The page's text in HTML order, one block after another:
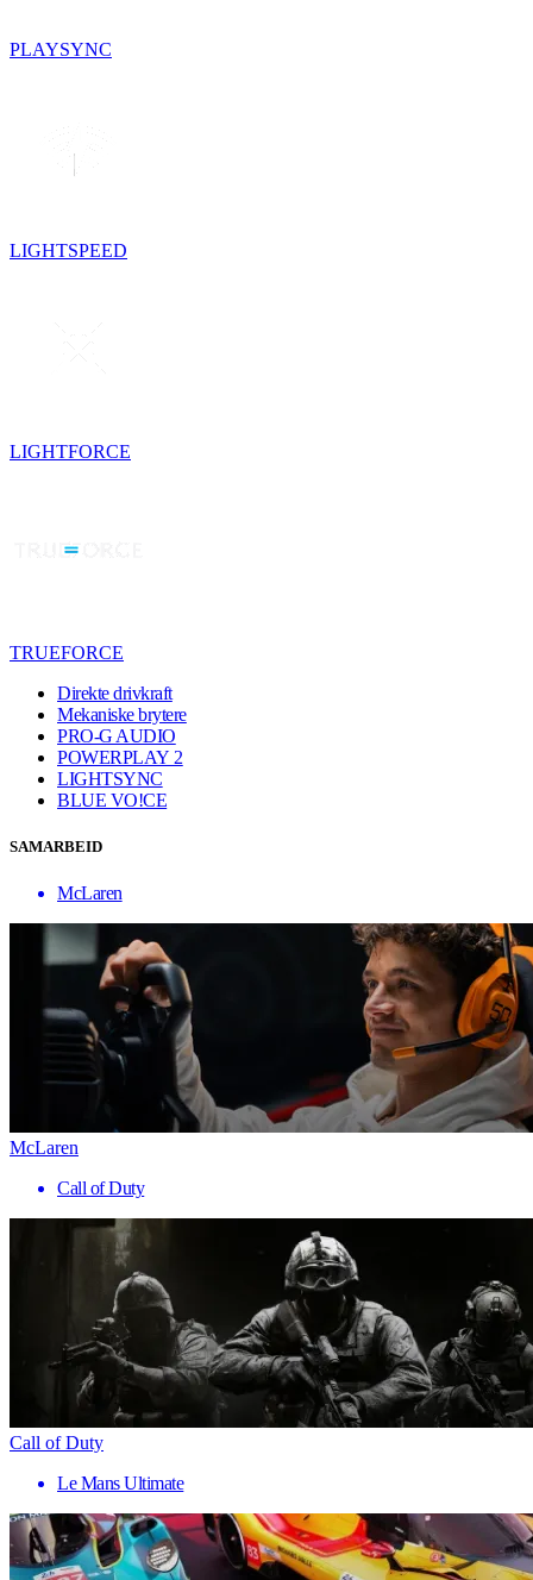
PLAYSYNC
LIGHTSPEED
LIGHTFORCE
TRUEFORCE
Direkte drivkraft
Mekaniske brytere
PRO-G AUDIO
POWERPLAY 2
LIGHTSYNC
BLUE VO!CE
SAMARBEID
McLaren
McLaren
Call of Duty
Call of Duty
Le Mans Ultimate